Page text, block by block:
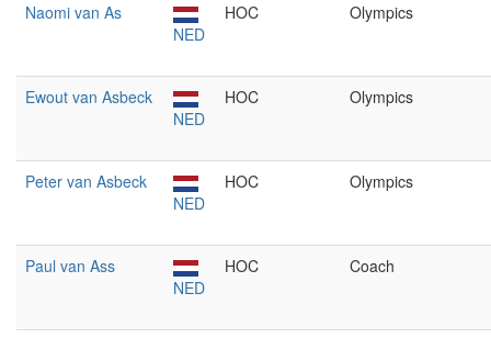
Naomi van As
NED
HOC Olympics
Ewout van Asbeck
NED
HOC Olympics
Peter van Asbeck
NED
HOC Olympics
Paul van Ass
NED
HOC Coach